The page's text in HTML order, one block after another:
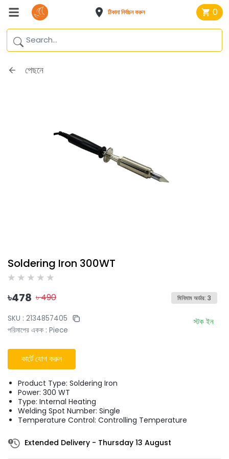
ঠিকানা নির্বাচন করুন 0
পেছনে
Soldering Iron 300WT
৳478 ৳490 মিনিমাম অর্ডার: 3
SKU : 2134857405
পরিমাপের একক : Piece
স্টক ইন
কার্টে যোগ করুন
Product Type: Soldering Iron
Power: 300 WT
Type: Internal Heating
Welding Spot Number: Single
Temperature Control: Controlling Temperature
Extended Delivery - Thursday 13 August